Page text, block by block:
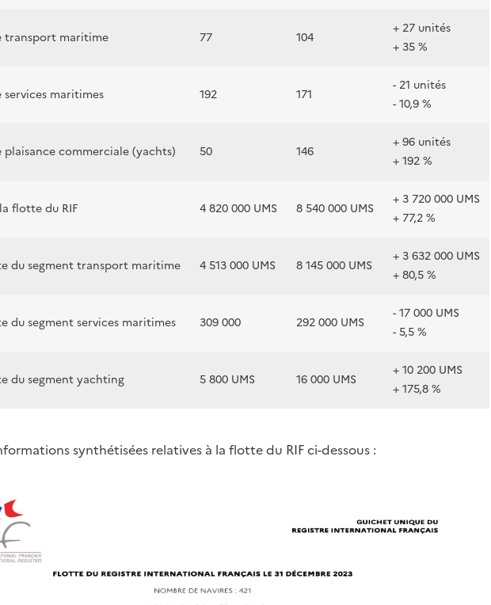
transport maritime 77 104
+ 27 unités
+ 35 %
maritimes 192 171
- 21 unités
- 10,9 %
commerciale (yachts) 50 146
+ 96 unités
+ 192 %
flotte du RIF 4 820 000 UMS 8 540 000 UMS
+ 3 720 000 UMS
+ 77,2 %
du segment transport maritime 4 513 000 UMS 8 145 000 UMS
+ 3 632 000 UMS
+ 80,5 %
du segment services maritimes 309 000 292 000 UMS
- 17 000 UMS
- 5,5 %
du segment yachting 5 800 UMS 16 000 UMS
+ 10 200 UMS
+ 175,8 %
synthétisées relatives à la flotte du RIF ci-dessous :